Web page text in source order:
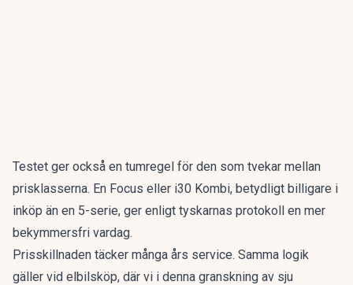
Testet ger också en tumregel för den som tvekar mellan
prisklasserna. En Focus eller i30 Kombi, betydligt billigare i
inköp än en 5-serie, ger enligt tyskarnas protokoll en mer
bekymmersfri vardag.
Prisskillnaden täcker många års service. Samma logik
gäller vid elbilsköp, där vi i denna granskning av sju